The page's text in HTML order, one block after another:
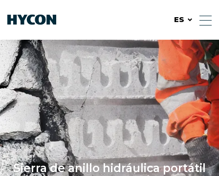
ES
Sierra de anillo hidráulica portátil